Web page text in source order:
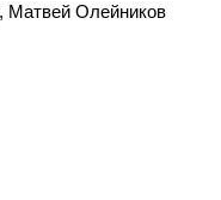
Матвей Олейников